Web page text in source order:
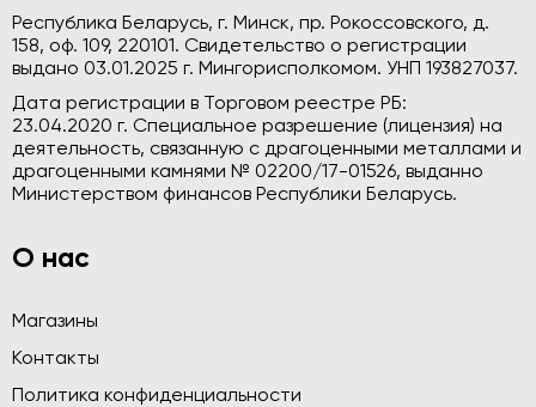
Республика Беларусь, г. Минск, пр. Рокоссовского, д.
158, оф. 109, 220101. Свидетельство о регистрации
выдано 03.01.2025 г. Мингорисполкомом. УНП 193827037.
Дата регистрации в Торговом реестре РБ:
23.04.2020 г. Специальное разрешение (лицензия) на
деятельность, связанную с драгоценными металлами и
драгоценными камнями № 02200/17-01526, выданно
Министерством финансов Республики Беларусь.
О нас
Магазины
Контакты
Политика конфиденциальности